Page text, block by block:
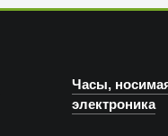
Часы,
электроника